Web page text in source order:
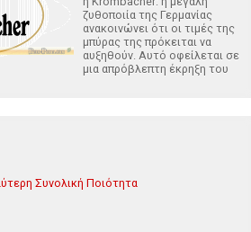
ζυθοποιία της Γερμανίας
ανακοινώνει ότι οι τιμές της
μπύρας της πρόκειται να
αυξηθούν. Αυτό οφείλεται σε
μια απρόβλεπτη έκρηξη του
Συνολική Ποιότητα